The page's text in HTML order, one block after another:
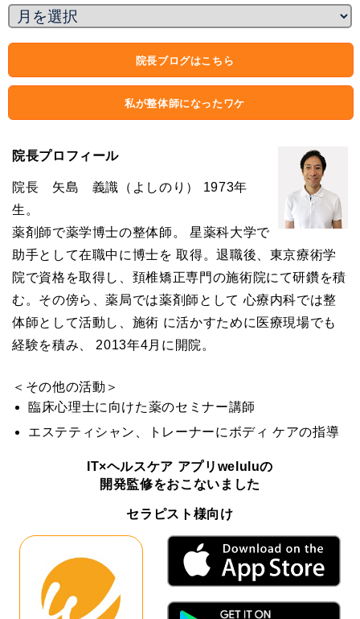
院長ブログはこちら
私が整体師になったワケ
院長プロフィール
院長 矢島 義識（よしのり） 1973年
生。
薬剤師で薬学博士の整体師。 星薬科大学で
助手として在職中に博士を 取得。退職後、東京療術学
院で資格を取得し、頚椎矯正専門の施術院にて研鑽を積
む。その傍ら、薬局では薬剤師として 心療内科では整
体師として活動し、施術 に活かすために医療現場でも
経験を積み、 2013年4月に開院。
＜その他の活動＞
臨床心理士に向けた薬のセミナー講師
エステティシャン、トレーナーにボディ ケアの指導
IT×ヘルスケア アプリweluluの
開発監修をおこないました
セラピスト様向け